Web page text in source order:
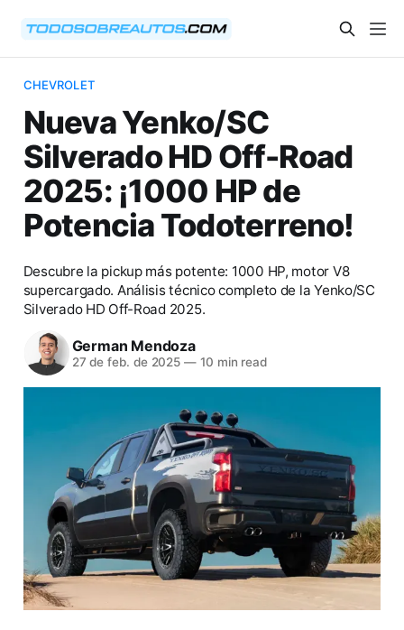
CHEVROLET
Nueva Yenko/SC
Silverado HD Off-Road
2025: ¡1000 HP de
Potencia Todoterreno!
Descubre la pickup más potente: 1000 HP, motor V8
supercargado. Análisis técnico completo de la Yenko/SC
Silverado HD Off-Road 2025.
German Mendoza
27 de feb. de 2025 — 10 min read